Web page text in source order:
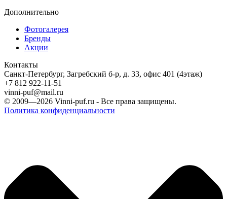
Дополнительно
Фотогалерея
Бренды
Акции
Контакты
Санкт-Петербург, Загребский б-р, д. 33, офис 401 (4этаж)
+7 812 922-11-51
vinni-puf@mail.ru
© 2009—2026 Vinni-puf.ru - Все права защищены.
Политика конфиденциальности